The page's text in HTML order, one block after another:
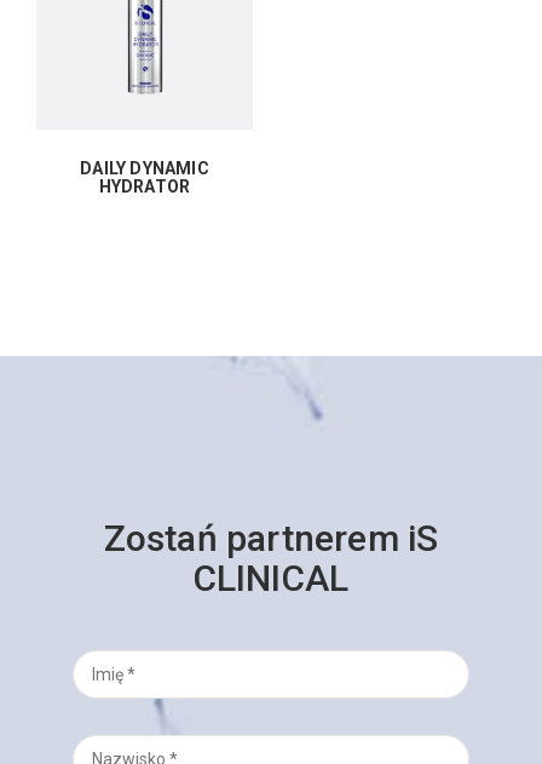
DAILY DYNAMIC
HYDRATOR
Zostań partnerem iS
CLINICAL